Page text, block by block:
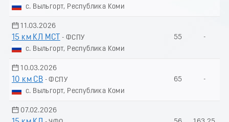
с. Выльгорт, Республика Коми
11.03.2026
15 км КЛ МСТ
- ФСПУ
с. Выльгорт, Республика Коми
55 -
10.03.2026
10 км СВ - ФСПУ
с. Выльгорт, Республика Коми
65 -
07.02.2026